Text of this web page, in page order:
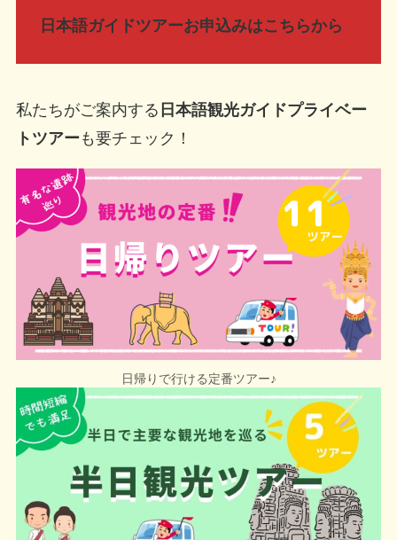
日本語ガイドツアーお申込みはこちらから
私たちがご案内する 日本語観光ガイドプライベー
トツアー も要チェック！
日帰りで行ける定番ツアー♪